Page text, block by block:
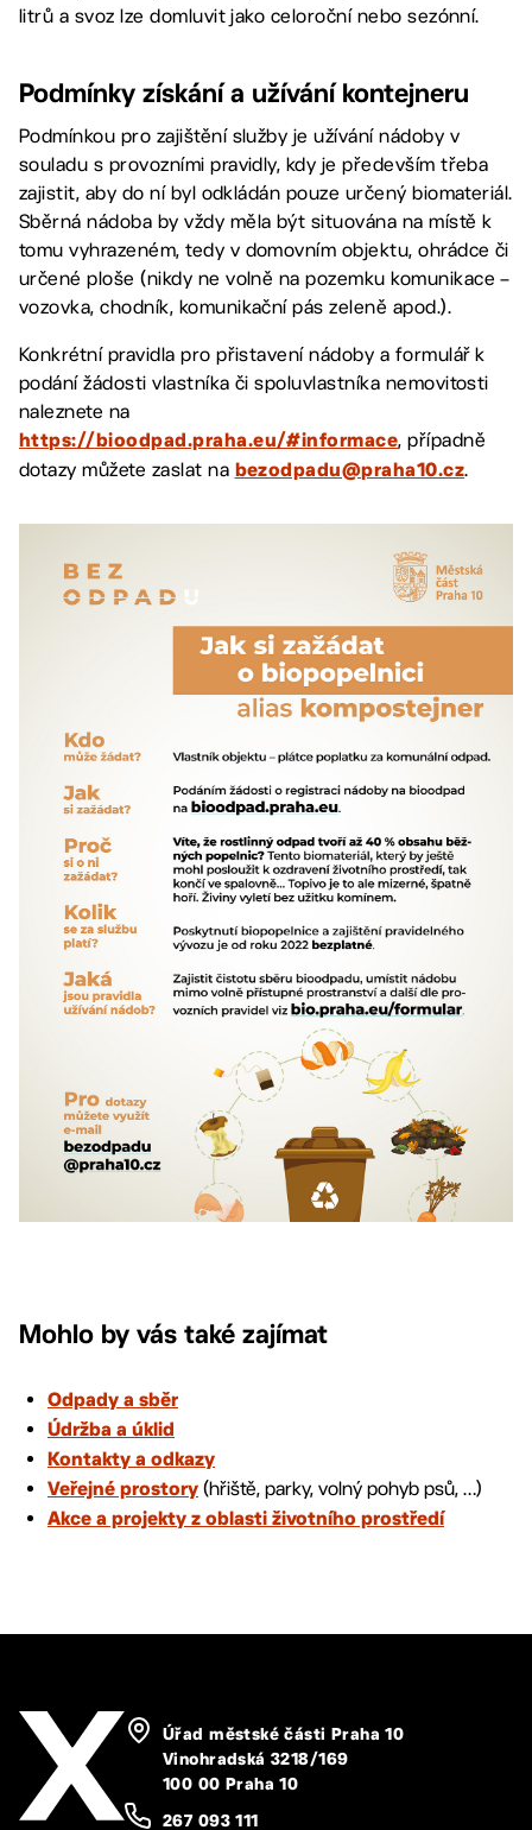
litrů a svoz lze domluvit jako celoroční nebo sezónní.
Podmínky získání a užívání kontejneru
Podmínkou pro zajištění služby je užívání nádoby v
souladu s provozními pravidly, kdy je především třeba
zajistit, aby do ní byl odkládán pouze určený biomateriál.
Sběrná nádoba by vždy měla být situována na místě k
tomu vyhrazeném, tedy v domovním objektu, ohrádce či
určené ploše (nikdy ne volně na pozemku komunikace –
vozovka, chodník, komunikační pás zeleně apod.).
Konkrétní pravidla pro přistavení nádoby a formulář k
podání žádosti vlastníka či spoluvlastníka nemovitosti
naleznete na
https://bioodpad.praha.eu/#informace, případně
dotazy můžete zaslat na bezodpadu@praha10.cz.
Mohlo by vás také zajímat
Odpady a sběr
Údržba a úklid
Kontakty a odkazy
Veřejné prostory (hřiště, parky, volný pohyb psů, …)
Akce a projekty z oblasti životního prostředí
Úřad městské části Praha 10
Vinohradská 3218/169
100 00 Praha 10
267 093 111